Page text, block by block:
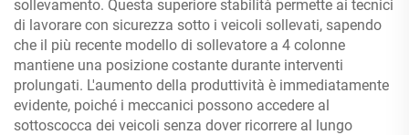
sollevamento. Questa superiore stabilità permette ai tecnici
di lavorare con sicurezza sotto i veicoli sollevati, sapendo
che il più recente modello di sollevatore a 4 colonne
mantiene una posizione costante durante interventi
prolungati. L'aumento della produttività è immediatamente
evidente, poiché i meccanici possono accedere al
sottoscocca dei veicoli senza dover ricorrere al lungo